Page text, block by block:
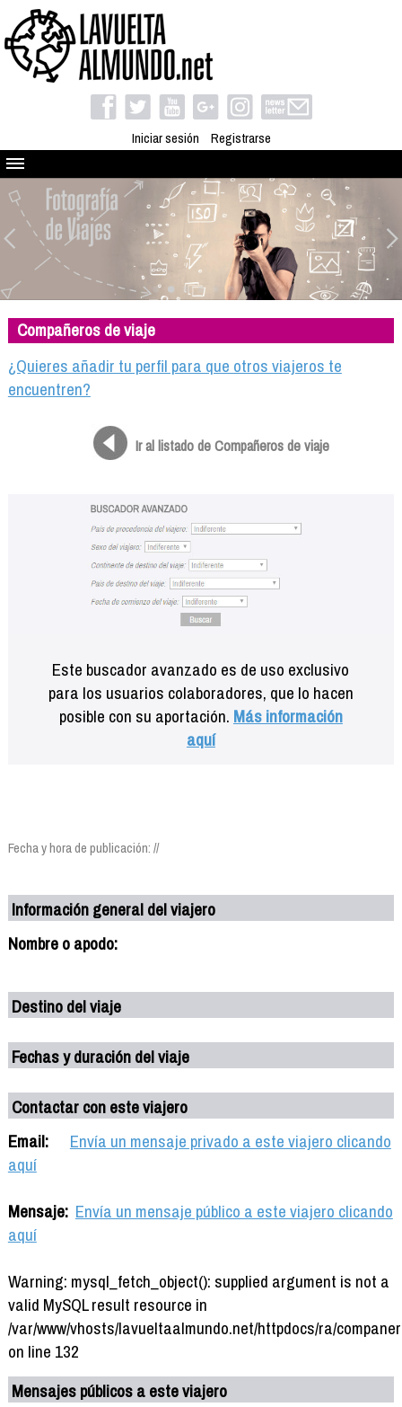
Iniciar sesión Registrarse
Quienes somos
El proyecto
Blog
Viaja con nosotros
Camino solidario
Libros
Compañeros de viaje
Compañeros de viaje
¿Quieres añadir tu perfil para que otros viajeros te
encuentren?
Ir al listado de Compañeros de viaje
Este buscador avanzado es de uso exclusivo
para los usuarios colaboradores, que lo hacen
posible con su aportación. Más información
aquí
Fecha y hora de publicación: //
Información general del viajero
Nombre o apodo:
Destino del viaje
Fechas y duración del viaje
Contactar con este viajero
Email:
Envía un mensaje privado a este viajero clicando
aquí
Mensaje: Envía un mensaje público a este viajero clicando
aquí
Warning: mysql_fetch_object(): supplied argument is not a
valid MySQL result resource in
/var/www/vhosts/lavueltaalmundo.net/httpdocs/ra/
on line 132
Mensajes públicos a este viajero